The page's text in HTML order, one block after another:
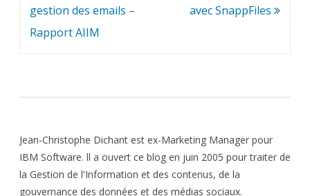
l’article
gestion des emails –
Rapport AIIM
avec SnappFiles
Jean-Christophe Dichant est ex-Marketing Manager pour
IBM Software. ll a ouvert ce blog en juin 2005 pour traiter de
la Gestion de l'Information et des contenus, de la
gouvernance des données et des médias sociaux.